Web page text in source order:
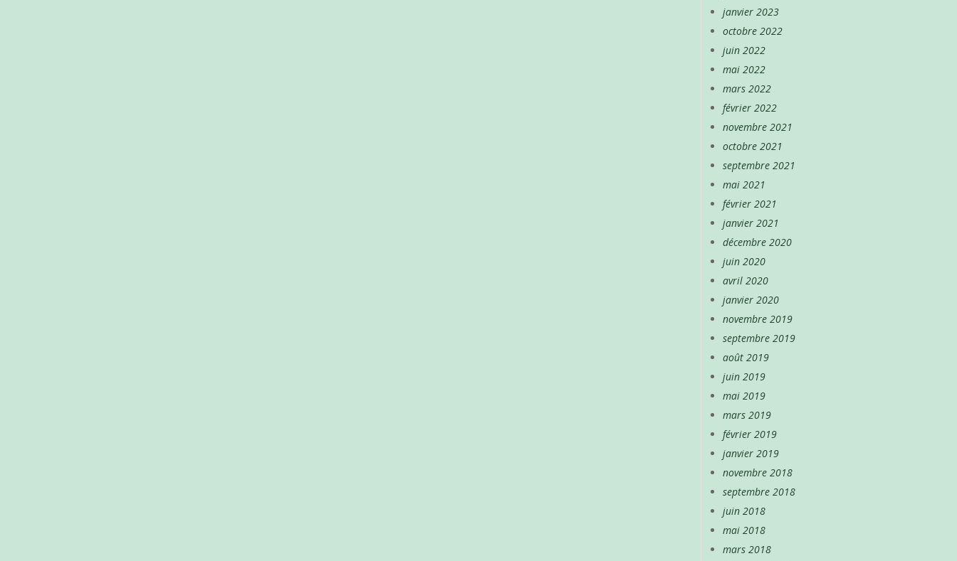
janvier 2023
octobre 2022
juin 2022
mai 2022
mars 2022
février 2022
novembre 2021
octobre 2021
septembre 2021
mai 2021
février 2021
janvier 2021
décembre 2020
juin 2020
avril 2020
janvier 2020
novembre 2019
septembre 2019
août 2019
juin 2019
mai 2019
mars 2019
février 2019
janvier 2019
novembre 2018
septembre 2018
juin 2018
mai 2018
mars 2018